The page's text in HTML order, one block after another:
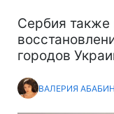
Сербия также
городов
ВАЛЕРИЯ